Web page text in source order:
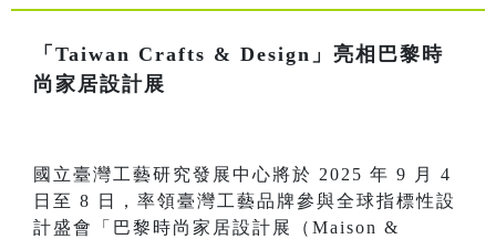
「Taiwan Crafts & Design」亮相巴黎時
尚家居設計展
國立臺灣工藝研究發展中心將於 2025 年 9 月 4
日至 8 日，率領臺灣工藝品牌參與全球指標性設
計盛會「巴黎時尚家居設計展（Maison &